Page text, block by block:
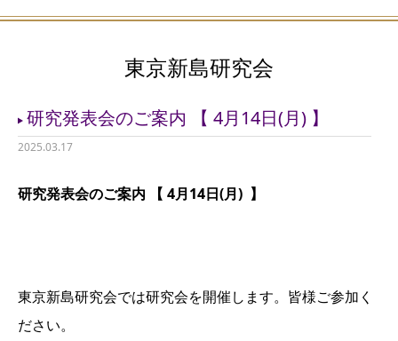
東京新島研究会
研究発表会のご案内 【 4月14日(月) 】
2025.03.17
研究発表会のご案内 【 4月14日(月) 】
東京新島研究会では研究会を開催します。皆様ご参加く
ださい。